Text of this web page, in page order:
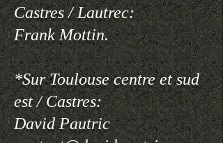
Castres / Lautrec:
Frank Mottin.
*Sur Toulouse centre et sud
est / Castres:
David Pautric